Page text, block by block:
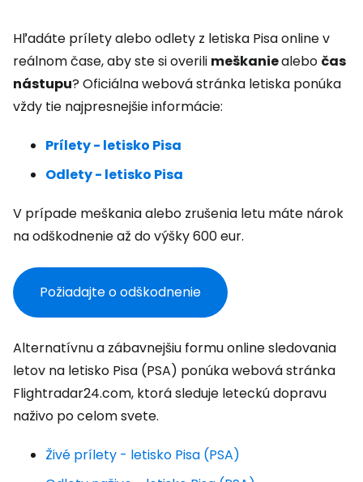
Hľadáte prílety alebo odlety z letiska Pisa online v
reálnom čase, aby ste si overili meškaniealebo čas
nástupu? Oficiálna webová stránka letiska ponúka
vždy tie najpresnejšie informácie:
Prílety - letisko Pisa
Odlety - letisko Pisa
V prípade meškania alebo zrušenia letu máte nárok
na odškodnenie až do výšky 600 eur.
Požiadajte o odškodnenie
Alternatívnu a zábavnejšiu formu online sledovania
letov na letisko Pisa (PSA) ponúka webová stránka
Flightradar24.com, ktorá sleduje leteckú dopravu
naživo po celom svete.
Živé prílety - letisko Pisa (PSA)